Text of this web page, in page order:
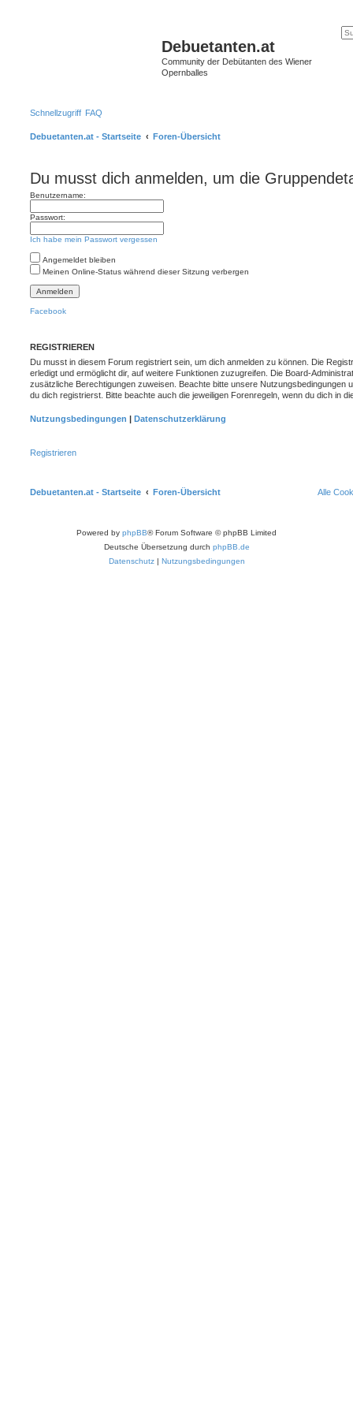
Debuetanten.at
Community der Debütanten des Wiener
Opernballes
Schnellzugriff FAQ
Debuetanten.at - Startseite Foren-Übersicht
Du musst dich anmelden, um die
Benutzername:
Passwort:
Ich habe mein Passwort vergessen
Angemeldet bleiben
Meinen Online-Status während dieser Sitzung verbergen
Facebook
REGISTRIEREN
Du musst in diesem Forum registriert sein, um dich anmelden zu können. Die
erledigt und ermöglicht dir, auf weitere Funktionen zuzugreifen. Die Board-
zusätzliche Berechtigungen zuweisen. Beachte bitte unsere Nutzungsbedingungen
du dich registrierst. Bitte beachte auch die jeweiligen Forenregeln, wenn du dich in
Nutzungsbedingungen | Datenschutzerklärung
Registrieren
Debuetanten.at - Startseite Foren-Übersicht Alle
Powered by phpBB® Forum Software © phpBB Limited
Deutsche Übersetzung durch phpBB.de
Datenschutz| Nutzungsbedingungen